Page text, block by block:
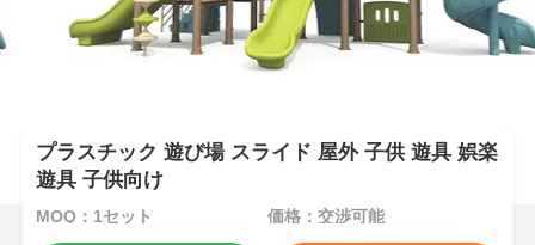
プラスチック 遊び場 スライド 屋外 子供 遊具 娯楽
遊具 子供向け
MOQ：1セット 価格：交渉可能